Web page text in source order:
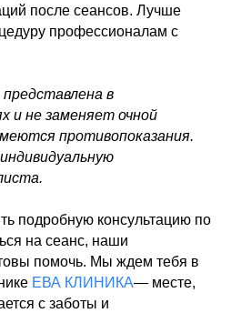
после сеансов. Лучше
профессионалам с
в
и не заменяет очной
противопоказания.
подробную консультацию по
на сеанс, наши
помочь. Мы ждем тебя в
ЕВА КЛИНИКА— месте,
с заботы и